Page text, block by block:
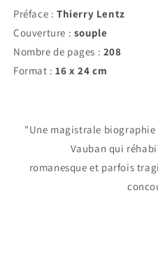
Préface : Thierry Lentz
Couverture : souple
Nombre de pages : 208
Format : 16 x 24 cm
"Une magistrale
Vauban qui
romanesque et parfois